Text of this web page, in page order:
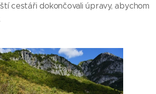
cestáři dokončovali úpravy, abychom